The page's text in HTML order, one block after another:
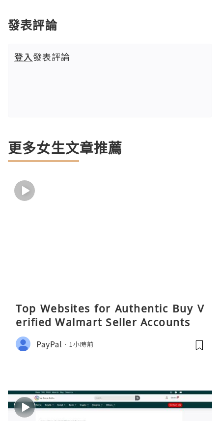
發表評論
登入發表評論
更多女生文章推薦
Top Websites for Authentic Buy V
erified Walmart Seller Accounts
PayPal 1小時前